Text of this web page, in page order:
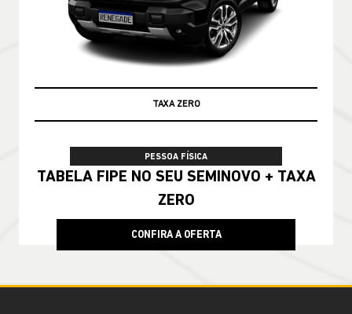
TAXA ZERO
PESSOA FÍSICA
TABELA FIPE NO SEU SEMINOVO + TAXA
ZERO
CONFIRA A OFERTA